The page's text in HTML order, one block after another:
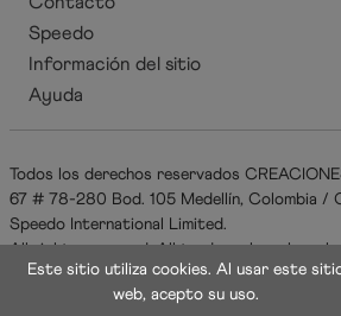
Speedo
Información del sitio
Ayuda
Todos los derechos reservados
67 # 78-280 Bod. 105 Medellín, Colombia
Speedo International Limited.
All rights reserved. All trademarks
Este sitio utiliza cookies. Al usar este
web, acepto su uso.